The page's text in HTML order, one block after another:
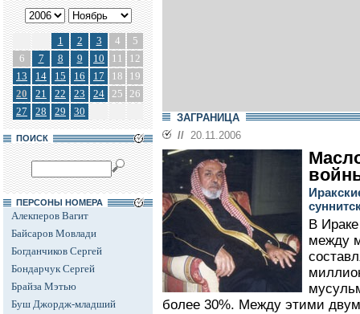
1 2 3 4
5
6
7 8 9 10 11
12
13
14 15 16 17 18
19
20
21 22 23 24 25 26
27
28 29 30
ПОИСК
ПЕРСОНЫ НОМЕРА
Алекперов Вагит
Байсаров Мовлади
Богданчиков Сергей
Бондарчук Сергей
Брайза Мэтью
Буш Джордж-младший
ЗАГРАНИЦА
// 20.11.2006
В
между
более 30%. Между этими